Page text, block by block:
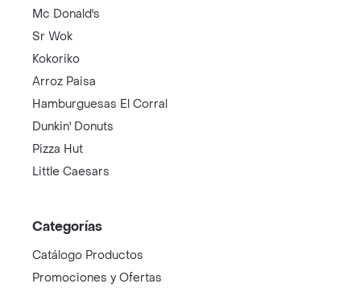
Mc Donald's
Sr Wok
Kokoriko
Arroz Paisa
Hamburguesas El Corral
Dunkin' Donuts
Pizza Hut
Little Caesars
Categorías
Catálogo Productos
Promociones y Ofertas